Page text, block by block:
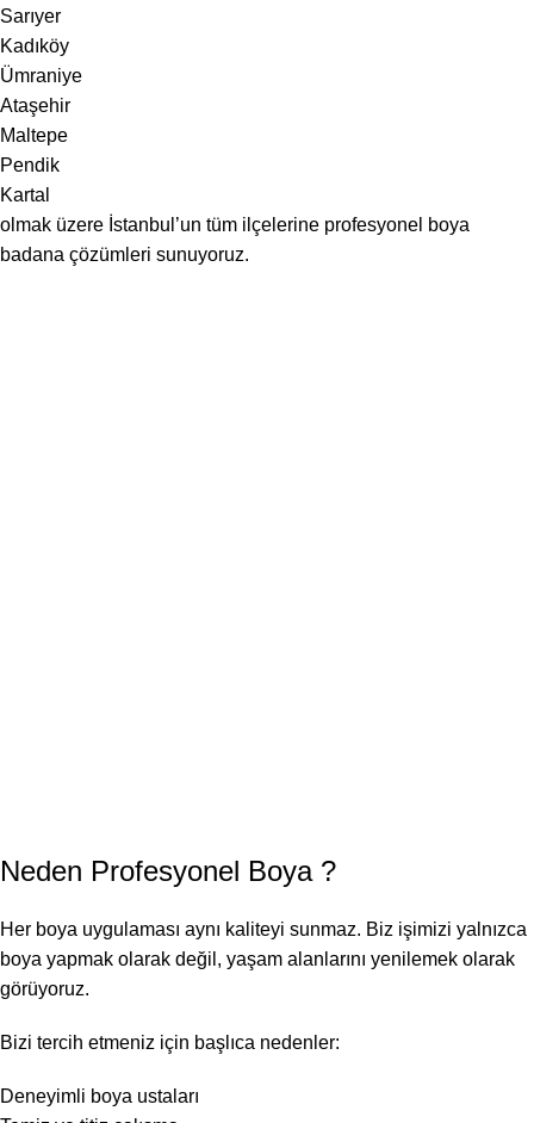
Sarıyer
Kadıköy
Ümraniye
Ataşehir
Maltepe
Pendik
Kartal
olmak üzere İstanbul’un tüm ilçelerine profesyonel boya
badana çözümleri sunuyoruz.
Neden Profesyonel Boya?
Her boya uygulaması aynı kaliteyi sunmaz. Biz işimizi yalnızca
boya yapmak olarak değil, yaşam alanlarını yenilemek olarak
görüyoruz.
Bizi tercih etmeniz için başlıca nedenler:
Deneyimli boya ustaları